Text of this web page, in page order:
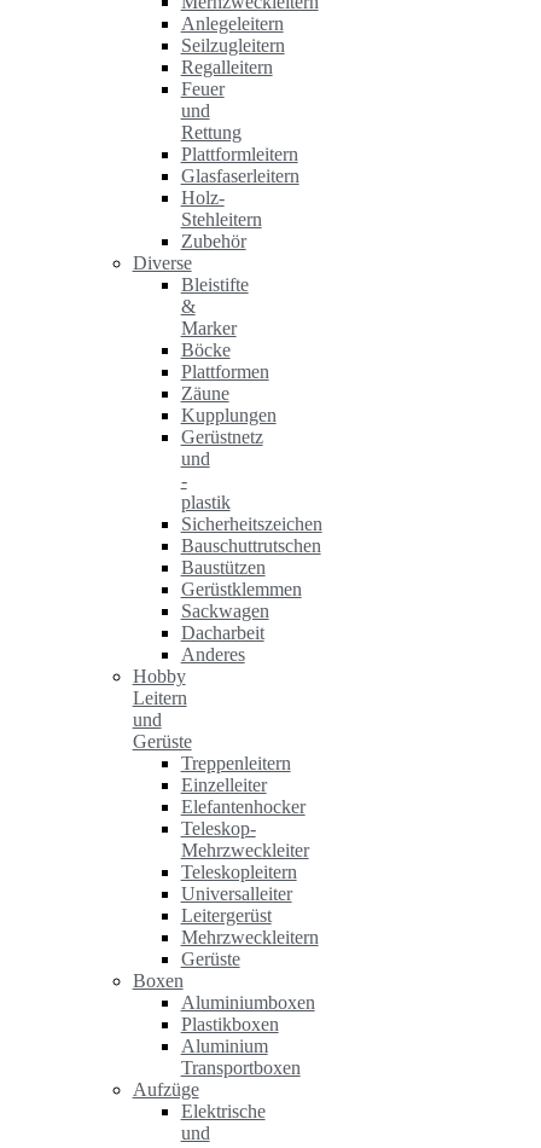
Anlegeleitern
Seilzugleitern
Regalleitern
Feuer
und
Rettung
Plattformleitern
Glasfaserleitern
Holz-
Stehleitern
Zubehör
Diverse
Bleistifte
&
Marker
Böcke
Plattformen
Zäune
Kupplungen
Gerüstnetz
und
-
plastik
Sicherheitszeichen
Bauschuttrutschen
Baustützen
Gerüstklemmen
Sackwagen
Dacharbeit
Anderes
Hobby
Leitern
und
Gerüste
Treppenleitern
Einzelleiter
Elefantenhocker
Teleskop-
Mehrzweckleiter
Teleskopleitern
Universalleiter
Leitergerüst
Mehrzweckleitern
Gerüste
Boxen
Aluminiumboxen
Plastikboxen
Aluminium
Transportboxen
Aufzüge
Elektrische
und